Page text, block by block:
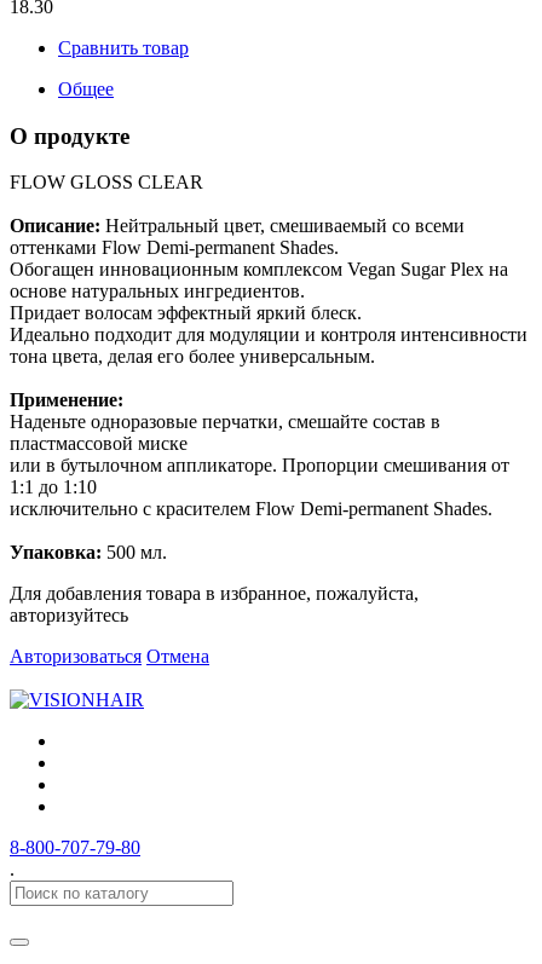
18.30
Сравнить товар
Общее
О продукте
FLOW GLOSS CLEAR
Описание: Нейтральный цвет, смешиваемый со всеми
оттенками Flow Demi-permanent Shades.
Обогащен инновационным комплексом Vegan Sugar Plex на
основе натуральных ингредиентов.
Придает волосам эффектный яркий блеск.
Идеально подходит для модуляции и контроля интенсивности
тона цвета, делая его более универсальным.
Применение:
Наденьте одноразовые перчатки, смешайте состав в
пластмассовой миске
или в бутылочном аппликаторе. Пропорции смешивания от
1:1 до 1:10
исключительно с красителем Flow Demi-permanent Shades.
Упаковка: 500 мл.
Для добавления товара в избранное, пожалуйста,
авторизуйтесь
Авторизоваться Отмена
8-800-707-79-80
.